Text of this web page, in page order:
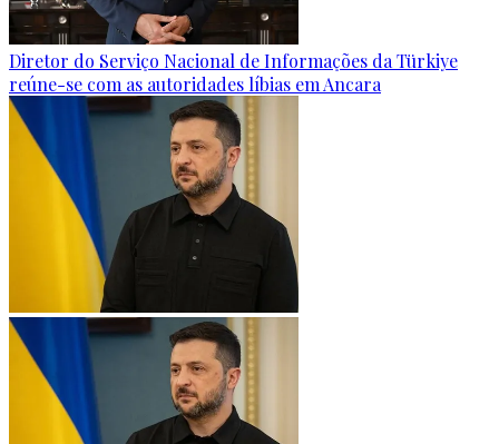
Diretor do Serviço Nacional de Informações da Türkiye
reúne-se com as autoridades líbias em Ancara